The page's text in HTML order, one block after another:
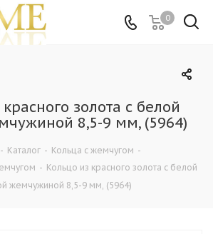
0
золота с белой
8,5-9 мм, (5964)
- Каталог - Кольца c жемчугом -
- Кольцо из красного золота с белой
жемчужиной 8,5-9 мм, (5964)